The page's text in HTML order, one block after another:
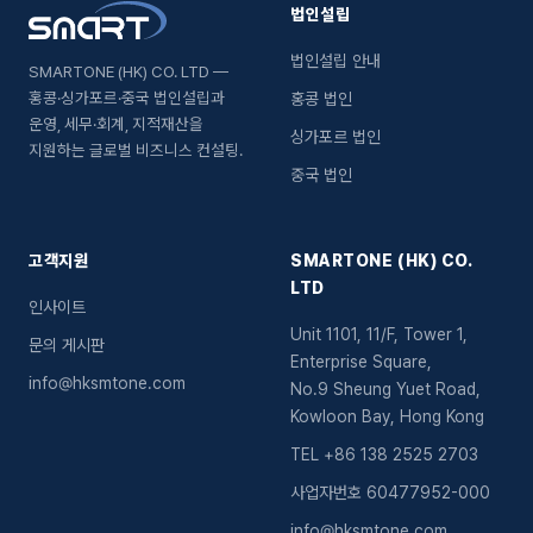
SMARTONE (HK) CO. LTD —
홍콩·싱가포르·중국 법인설립과
운영, 세무·회계, 지적재산을
지원하는 글로벌 비즈니스 컨설팅.
법인설립
법인설립 안내
홍콩 법인
싱가포르 법인
중국 법인
고객지원
인사이트
문의 게시판
info@hksmtone.com
SMARTONE (HK) CO.
LTD
Unit 1101, 11/F, Tower 1,
Enterprise Square,
No.9 Sheung Yuet Road,
Kowloon Bay, Hong Kong
TEL +86 138 2525 2703
사업자번호 60477952-000